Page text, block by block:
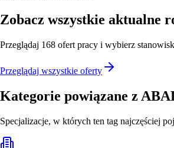
Zobacz wszystkie aktualne
Przeglądaj 168 ofert pracy i wybierz
Przeglądaj wszystkie oferty
Kategorie powiązane z
Specjalizacje, w których ten tag najczęściej